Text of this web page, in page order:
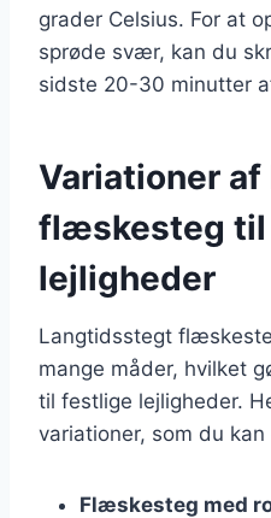
grader Celsius. For at
sprøde svær, kan du
sidste 20-30 minutter
Variationer
flæskesteg
lejligheder
Langtidsstegt
mange måder, hvilket
til festlige lejligheder.
variationer, som du kan
Flæskesteg med